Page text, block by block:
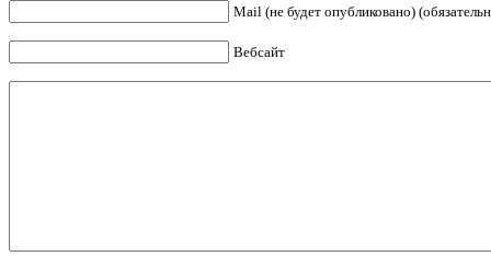
Mail (не будет опубликовано)
Вебсайт